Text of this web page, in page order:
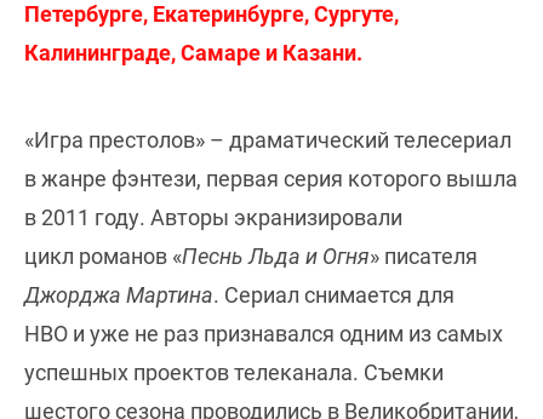
Петербурге, Екатеринбурге, Сургуте,
Калининграде, Самаре и Казани.
«Игра престолов» – драматический телесериал
в жанре фэнтези, первая серия которого вышла
в 2011 году. Авторы экранизировали
цикл романов «Песнь Льда и Огня» писателя
Джорджа Мартина. Сериал снимается для
HBO и уже не раз признавался одним из самых
успешных проектов телеканала. Съемки
шестого сезона проводились в Великобритании,